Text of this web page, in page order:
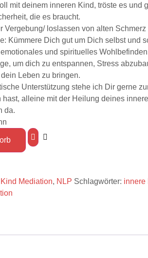
mit deinem inneren Kind, tröste es und
die es braucht.
Vergebung/ loslassen von alten Schmerz
Kümmere Dich gut um Dich selbst und
und spirituelles
um dich zu entspannen, Stress
Leben zu bringen.
Unterstützung stehe ich Dir gerne
alleine mit der Heilung deines
da.
Mediation, NLP Schlagwörter: innere